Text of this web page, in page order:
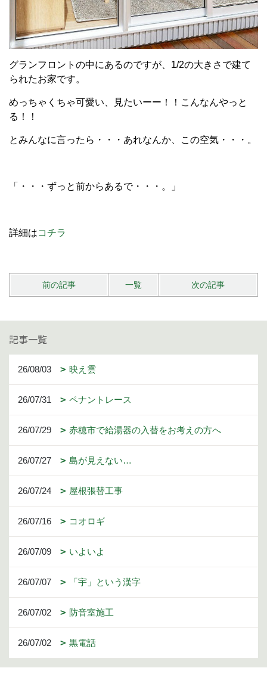
グランフロントの中にあるのですが、1/2の大きさで建て
られたお家です。
めっちゃくちゃ可愛い、見たいーー！！こんなんやっと
る！！
とみんなに言ったら・・・あれなんか、この空気・・・。
「・・・ずっと前からあるで・・・。」
詳細はコチラ
前の記事 一覧 次の記事
記事一覧
26/08/03 映え雲
26/07/31 ペナントレース
26/07/29 赤穂市で給湯器の入替をお考えの方へ
26/07/27 島が見えない…
26/07/24 屋根張替工事
26/07/16 コオロギ
26/07/09 いよいよ
26/07/07 「宇」という漢字
26/07/02 防音室施工
26/07/02 黒電話